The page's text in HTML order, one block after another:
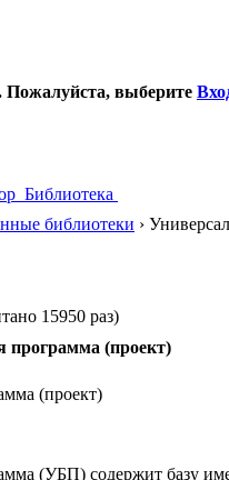
Пожалуйста, выберите
Библиотека
библиотеки ›
15950 раз)
программа (проект)
(проект)
(УБП) содержит базу